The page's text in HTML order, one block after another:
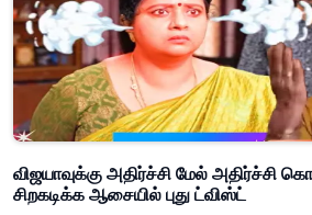
விஜயாவுக்கு அதிர்ச்சி மேல் அதிர்ச்சி
சிறகடிக்க ஆசையில் புது ட்விஸ்ட்